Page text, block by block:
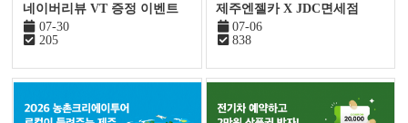
네이버리뷰 VT 증정 이벤트
07-30
205
제주엔젤카 X JDC면세점
07-06
838